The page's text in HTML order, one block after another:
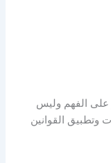
على الفهم وليس
وتطبيق القوانين